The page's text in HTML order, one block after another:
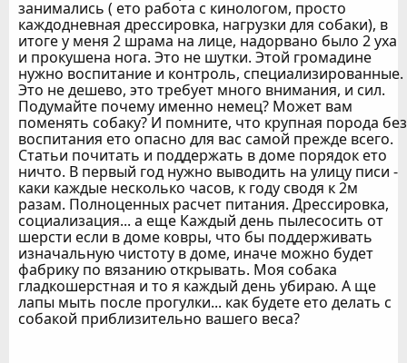
занимались ( ето работа с кинологом, просто
каждодневная дрессировка, нагрузки для собаки), в
итоге у меня 2 шрама на лице, надорвано было 2 уха
и прокушена нога. Это не шутки. Этой громадине
нужно воспитание и контроль, специализированные.
Это не дешево, это требует много внимания, и сил.
Подумайте почему именно немец? Может вам
поменять собаку? И помните, что крупная порода без
воспитания ето опасно для вас самой прежде всего.
Статьи почитать и поддержать в доме порядок ето
ничто. В первый год нужно выводить на улицу писи -
каки каждые несколько часов, к году сводя к 2м
разам. Полноценных расчет питания. Дрессировка,
социализация... а еще Каждый день пылесосить от
шерсти если в доме ковры, что бы поддерживать
изначальную чистоту в доме, иначе можно будет
фабрику по вязанию открывать. Моя собака
гладкошерстная и то я каждый день убираю. А ще
лапы мыть после прогулки... как будете ето делать с
собакой приблизительно вашего веса?